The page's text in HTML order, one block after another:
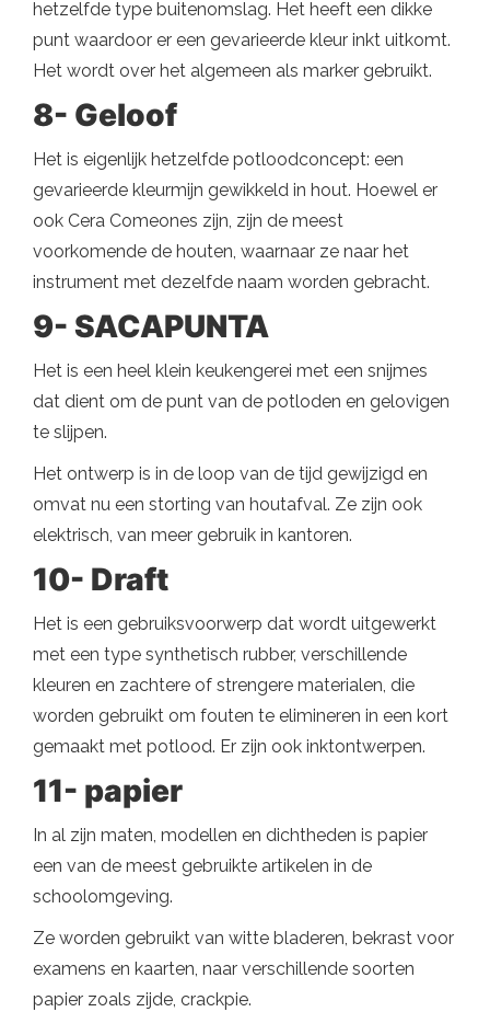
hetzelfde type buitenomslag. Het heeft een dikke
punt waardoor er een gevarieerde kleur inkt uitkomt.
Het wordt over het algemeen als marker gebruikt.
8- Geloof
Het is eigenlijk hetzelfde potloodconcept: een
gevarieerde kleurmijn gewikkeld in hout. Hoewel er
ook Cera Comeones zijn, zijn de meest
voorkomende de houten, waarnaar ze naar het
instrument met dezelfde naam worden gebracht.
9- SACAPUNTA
Het is een heel klein keukengerei met een snijmes
dat dient om de punt van de potloden en gelovigen
te slijpen.
Het ontwerp is in de loop van de tijd gewijzigd en
omvat nu een storting van houtafval. Ze zijn ook
elektrisch, van meer gebruik in kantoren.
10- Draft
Het is een gebruiksvoorwerp dat wordt uitgewerkt
met een type synthetisch rubber, verschillende
kleuren en zachtere of strengere materialen, die
worden gebruikt om fouten te elimineren in een kort
gemaakt met potlood. Er zijn ook inktontwerpen.
11- papier
In al zijn maten, modellen en dichtheden is papier
een van de meest gebruikte artikelen in de
schoolomgeving.
Ze worden gebruikt van witte bladeren, bekrast voor
examens en kaarten, naar verschillende soorten
papier zoals zijde, crackpie.